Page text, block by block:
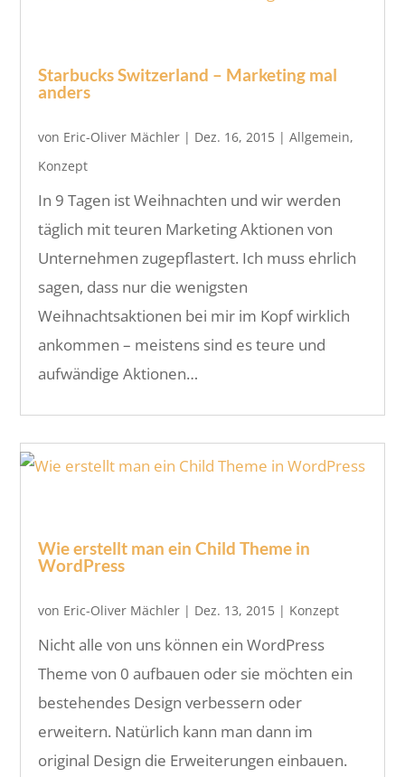
Starbucks Switzerland – Marketing mal
anders
von Eric-Oliver Mächler | Dez. 16, 2015 |Allgemein,
Konzept
In 9 Tagen ist Weihnachten und wir werden
täglich mit teuren Marketing Aktionen von
Unternehmen zugepflastert. Ich muss ehrlich
sagen, dass nur die wenigsten
Weihnachtsaktionen bei mir im Kopf wirklich
ankommen – meistens sind es teure und
aufwändige Aktionen…
Wie erstellt man ein Child Theme in
WordPress
von Eric-Oliver Mächler | Dez. 13, 2015 | Konzept
Nicht alle von uns können ein WordPress
Theme von 0 aufbauen oder sie möchten ein
bestehendes Design verbessern oder
erweitern. Natürlich kann man dann im
original Design die Erweiterungen einbauen.